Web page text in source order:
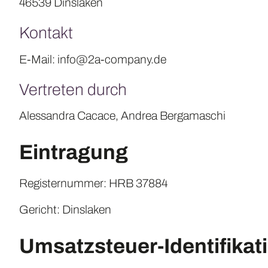
46539 Dinslaken
Kontakt
E-Mail: info@2a-company.de
Vertreten durch
Alessandra Cacace, Andrea Bergamaschi
Eintragung
Registernummer: HRB 37884
Gericht: Dinslaken
Umsatzsteuer-